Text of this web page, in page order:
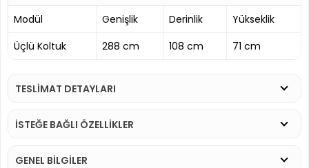
Modül
Genişlik Derinlik
Yükseklik
Üçlü Koltuk
288 cm 108 cm 71 cm
TESLİMAT DETAYLARI
İSTEĞE BAĞLI ÖZELLİKLER
GENEL BİLGİLER